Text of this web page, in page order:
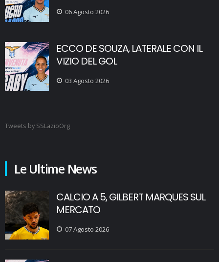
06 Agosto 2026
ECCO DE SOUZA, LATERALE CON IL
VIZIO DEL GOL
03 Agosto 2026
Tweets by SSLazioOrg
Le Ultime News
CALCIO A 5, GILBERT MARQUES SUL
MERCATO
07 Agosto 2026